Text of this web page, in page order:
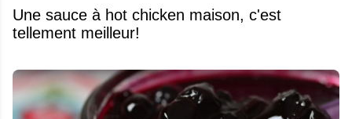
Une sauce à hot chicken maison, c'est
tellement meilleur!